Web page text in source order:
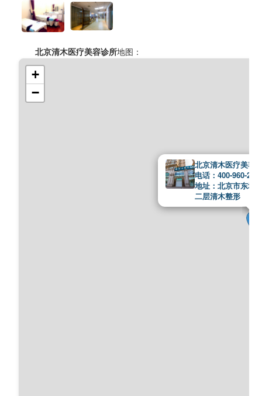
北京清木医疗美容诊所地图：
北京清木医疗美容
电话：400-960-
地址：北京市东城
二层清木整形
+
−